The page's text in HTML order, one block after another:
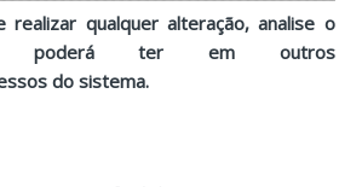
realizar qualquer alteração, analise o
poderá ter em outros
do sistema.